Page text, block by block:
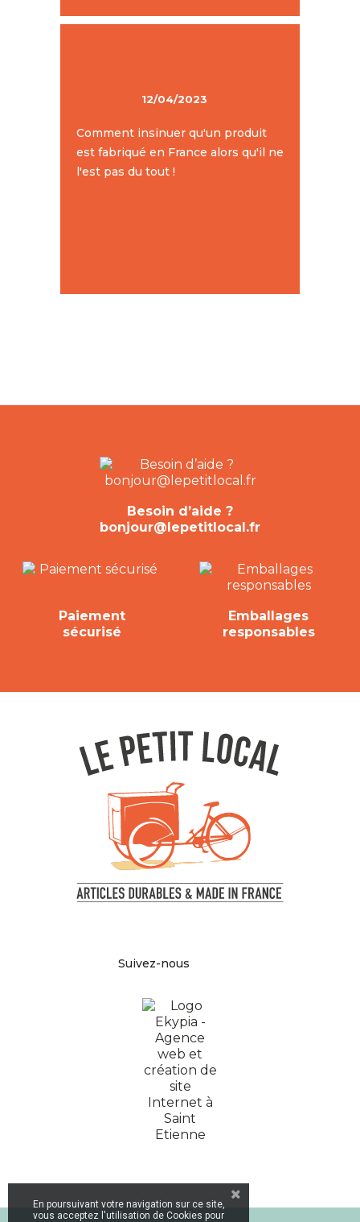
12/04/2023
Comment insinuer qu'un produit
est fabriqué en France alors qu'il ne
l'est pas du tout !
Besoin d’aide ?
bonjour@lepetitlocal.fr
Paiement
sécurisé
Emballages
responsables
Suivez-nous
En poursuivant votre navigation sur ce site,
vous acceptez l'utilisation de Cookies pour